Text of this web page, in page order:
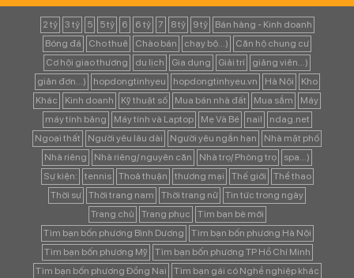
2 tỷ 3 tỷ 5 5 tỷ 6 6 tỷ 7 8 tỷ 9 tỷ
Bán hàng - Kinh doanh
Bóng đá
Cho thuê Chào bán chạy bộ...)
Căn hộ chung cư
Cơ hội giao thương
du lịch Gia dụng Giải trí
giảng viên...)
giản đơn...)
hopdongtinhyeu hopdongtinhyeu.vn Hà Nội
Kho
Khác
Kinh doanh Kỹ thuật số Mua bán nhà đất Mua sắm
Máy
máy tính bảng
Máy tính và Laptop Mẹ Và Bé nail
ndag.net
Ngoại thất
Người yêu lâu dài Người yêu ngắn hạn
Nhà mặt phố
Nhà riêng
Nhà riêng/ nguyên căn Nhà trọ/ Phòng trọ
spa...)
Sự kiện:
tennis Thoả thuận thương mại Thế giới
Thể thao
Thời sự
Thời trang nam Thời trang nữ
Tin tức trong ngày
Trang chủ
Trang phục
Tìm bạn bè mới
Tìm bạn bốn phương Bình Dương
Tìm bạn bốn phương Hà Nội
Tìm bạn bốn phương Mỹ
Tìm bạn bốn phương TP Hồ Chí Minh
Tìm bạn bốn phương Đồng Nai
Tìm bạn gái có Nghề nghiệp khác